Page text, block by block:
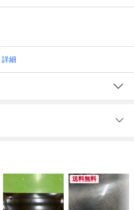
詳細
送料無料